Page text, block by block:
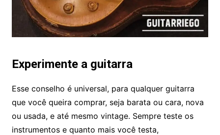
Experimente a guitarra
Esse conselho é universal, para qualquer guitarra
que você queira comprar, seja barata ou cara, nova
ou usada, e até mesmo vintage. Sempre teste os
instrumentos e quanto mais você testa,